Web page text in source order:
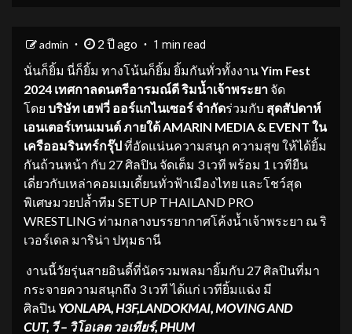
admin 2 ปี ago 1 min read
นั่นก็ยิ้ม นี่ก็ยิ้ม ทางโน้นก็ยิ้ม ยิ้มกันทั่วทั้งงานYim Fest
2024 เทศกาลดนตรีอารมณ์ดี ริมน้ำเจ้าพระยา จัด
โดย บริษัท เฮฟวี่ ออร์แกไนเซอร์ จำกัดร่วมกับ สุดสัปดาห์
เอนเตอร์เทนเมนต์ ภายใต้ AMARIN MEDIA & EVENT ใน
เครืออมรินทร์กรุ๊ปที่อัดแน่นความสนุก ความสุข ให้ได้ยิ้ม
กันถ้วนหน้า กับ 27 ศิลปิน จัดเต็ม 3 เวที พร้อม 1 เวทียืน
เดี่ยวกับเหล่าคอมเมเดี้ยนทั่วฟ้าเมืองไทย และโชว์สุด
พิเศษมวยปล้ำทีม SETUP THAILAND PRO
WRESTLING ท่ามกลางบรรยากาศโค้งน้ำเจ้าพระยา ณ ริ
เวอร์เดล มาริน่า ปทุมธานี
​ งานนี้วัยรุ่นสายอินดี้ที่นัดรวมพลมายิ้มกับ 27 ศิลปินที่มา
กระจายความสนุกถึง 3 เวที ได้แก่ เวทียิ้มแฉ่ง มี
ศิลปิน YONLAPA, H3F,LANDOKMAI, MOVING AND
CUT, วี – วิโอเลต วอเทียร์, PHUM